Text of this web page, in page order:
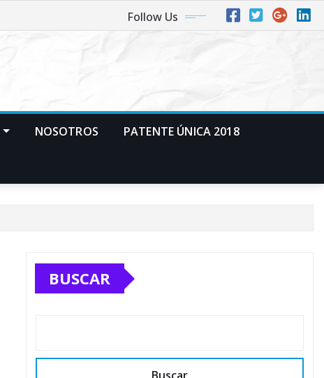
Follow Us
NOSOTROS PATENTE ÚNICA 2018
BUSCAR